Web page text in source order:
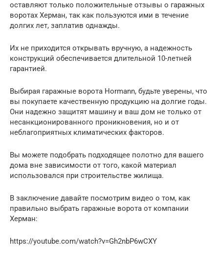
оставляют только положительные отзывы о гаражных
воротах Херман, так как пользуются ими в течение
долгих лет, заплатив однажды.
Их не приходится открывать вручную, а надежность
конструкций обеспечивается длительной 10-летней
гарантией.
Выбирая гаражные ворота Hormann, будьте уверены, что
вы покупаете качественную продукцию на долгие годы.
Они надежно защитят машину и ваш дом не только от
несанкционированного проникновения, но и от
неблагоприятных климатических факторов.
Вы можете подобрать подходящее полотно для вашего
дома вне зависимости от того, какой материал
использовался при строительстве жилища.
В заключение давайте посмотрим видео о том, как
правильно выбрать гаражные ворота от компании
Херман:
https://youtube.com/watch?v=Gh2nbP6wCXY